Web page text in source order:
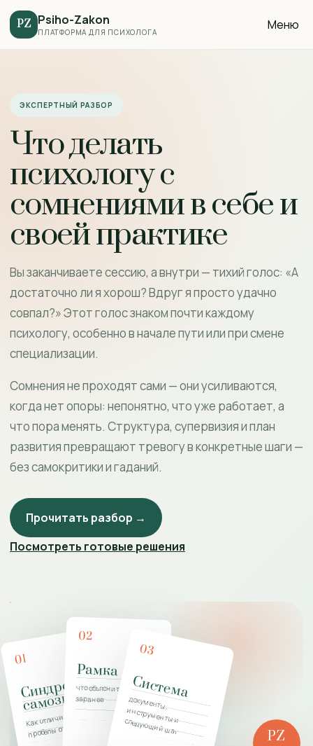
PZ Psiho-Zakon
ПЛАТФОРМА ДЛЯ ПСИХОЛОГА Меню
ЭКСПЕРТНЫЙ РАЗБОР
Что делать
психологу с
сомнениями в себе и
своей практике
Вы заканчиваете сессию, а внутри — тихий голос: «А
достаточно ли я хорош? Вдруг я просто удачно
совпал?» Этот голос знаком почти каждому
психологу, особенно в начале пути или при смене
специализации.
Сомнения не проходят сами — они усиливаются,
когда нет опоры: непонятно, что уже работает, а
что пора менять. Структура, супервизия и план
развития превращают тревогу в конкретные шаги —
без самокритики и гаданий.
Прочитать разбор →
Посмотреть готовые решения
01
С
и
нд
ро
м
са
мозва
н
ца
Как отличить реальные
пробелы от страха
02
Рамка
что объяснить клиенту
заранее
03
Система
документы,
инструменты и следующий шаг PZ